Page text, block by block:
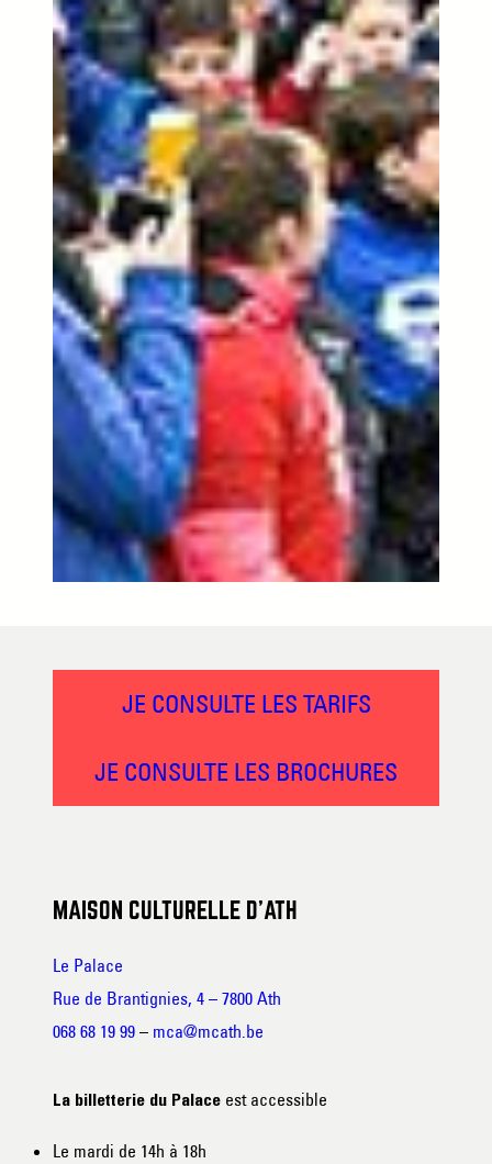
JE CONSULTE LES TARIFS
JE CONSULTE LES BROCHURES
MAISON CULTURELLE D’ATH
Le Palace
Rue de Brantignies, 4 – 7800 Ath
068 68 19 99 – mca@mcath.be
La billetterie du Palace est accessible
Le mardi de 14h à 18h